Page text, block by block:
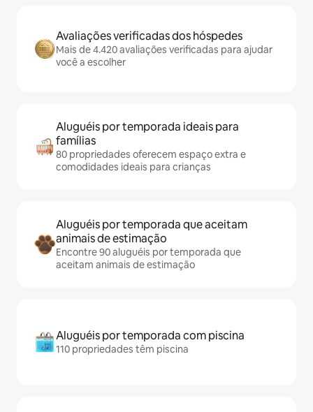
Avaliações verificadas dos hóspedes
Mais de 4.420 avaliações verificadas para ajudar
você a escolher
Aluguéis por temporada ideais para
famílias
80 propriedades oferecem espaço extra e
comodidades ideais para crianças
Aluguéis por temporada que aceitam
animais de estimação
Encontre 90 aluguéis por temporada que
aceitam animais de estimação
Aluguéis por temporada com piscina
110 propriedades têm piscina